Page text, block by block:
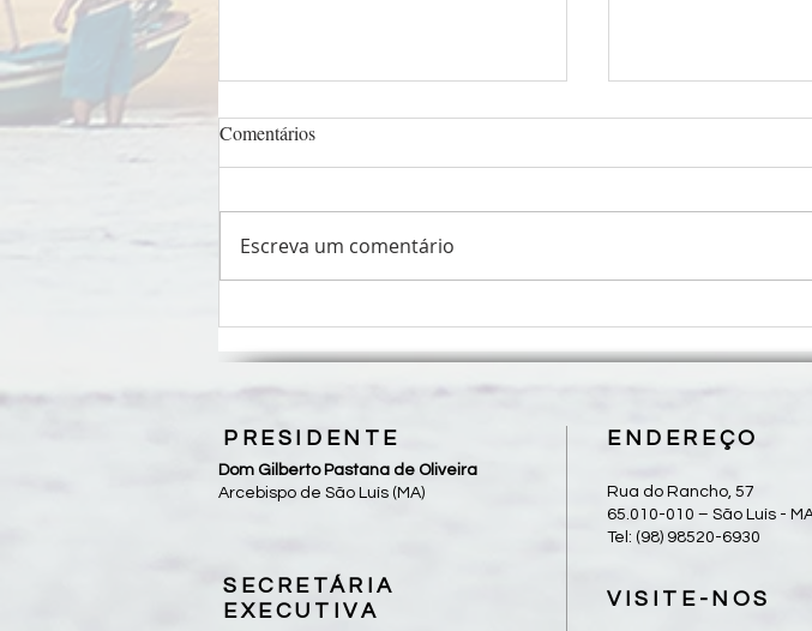
Palavra - 18º Domingo do
Palavra - 17º
Comentários
Escreva um comentário
PRESIDENTE
Dom Gilberto Pastana de Oliveira
Arcebispo de São Luís (MA)
SECRETÁRIA
EXECUTIVA
ENDEREÇO
Rua do Rancho, 57
65.010-010 – São Luís -
Tel: (98) 98520-6930
VISITE-NOS